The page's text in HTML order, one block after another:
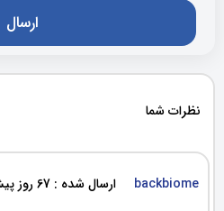
نظرات شما
backbiome ارسال شده : 67 روز پیش